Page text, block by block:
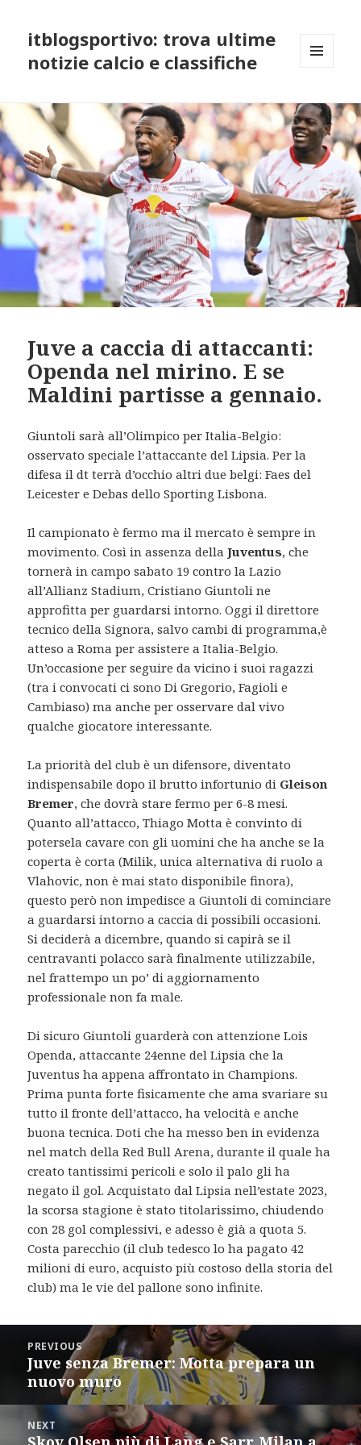
itblogsportivo: trova ultime
notizie calcio e classifiche
WIDGETS
Juve a caccia di attaccanti:
Openda nel mirino. E se
Maldini partisse a gennaio.
Giuntoli sarà all’Olimpico per Italia-Belgio:
osservato speciale l’attaccante del Lipsia. Per la
difesa il dt terrà d’occhio altri due belgi: Faes del
Leicester e Debas dello Sporting Lisbona.
Il campionato è fermo ma il mercato è sempre in
movimento. Così in assenza dellaJuventus, che
tornerà in campo sabato 19 contro la Lazio
all’Allianz Stadium, Cristiano Giuntoli ne
approfitta per guardarsi intorno. Oggi il direttore
tecnico della Signora, salvo cambi di programma,è
atteso a Roma per assistere a Italia-Belgio.
Un’occasione per seguire da vicino i suoi ragazzi
(tra i convocati ci sono Di Gregorio, Fagioli e
Cambiaso) ma anche per osservare dal vivo
qualche giocatore interessante.
La priorità del club è un difensore, diventato
indispensabile dopo il brutto infortunio di Gleison
Bremer, che dovrà stare fermo per 6-8 mesi.
Quanto all’attacco, Thiago Motta è convinto di
potersela cavare con gli uomini che ha anche se la
coperta è corta (Milik, unica alternativa di ruolo a
Vlahovic, non è mai stato disponibile finora),
questo però non impedisce a Giuntoli di cominciare
a guardarsi intorno a caccia di possibili occasioni.
Si deciderà a dicembre, quando si capirà se il
centravanti polacco sarà finalmente utilizzabile,
nel frattempo un po’ di aggiornamento
professionale non fa male.
Di sicuro Giuntoli guarderà con attenzione Lois
Openda, attaccante 24enne del Lipsia che la
Juventus ha appena affrontato in Champions.
Prima punta forte fisicamente che ama svariare su
tutto il fronte dell’attacco, ha velocità e anche
buona tecnica. Doti che ha messo ben in evidenza
nel match della Red Bull Arena, durante il quale ha
creato tantissimi pericoli e solo il palo gli ha
negato il gol. Acquistato dal Lipsia nell’estate 2023,
la scorsa stagione è stato titolarissimo, chiudendo
con 28 gol complessivi, e adesso è già a quota 5.
Costa parecchio (il club tedesco lo ha pagato 42
milioni di euro, acquisto più costoso della storia del
club) ma le vie del pallone sono infinite.
navigation
PREVIOUS
Previous
post:
Juve senza Bremer: Motta prepara un
nuovo muro
NEXT
Next